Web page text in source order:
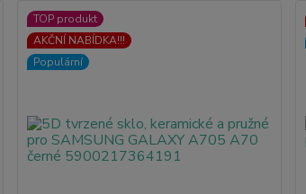
TOP produkt
AKČNÍ NABÍDKA!!!
Populární